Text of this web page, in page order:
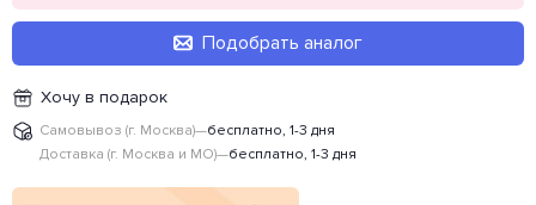
Подобрать аналог
Хочу в подарок
Самовывоз (г. Москва)—бесплатно, 1-3 дня
Доставка (г. Москва и МО)—бесплатно, 1-3 дня